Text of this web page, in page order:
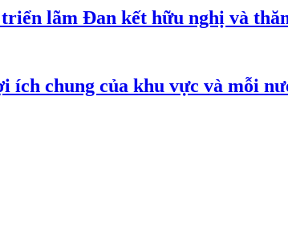
lãm Đan kết hữu nghị và
ích chung của khu vực và mỗi